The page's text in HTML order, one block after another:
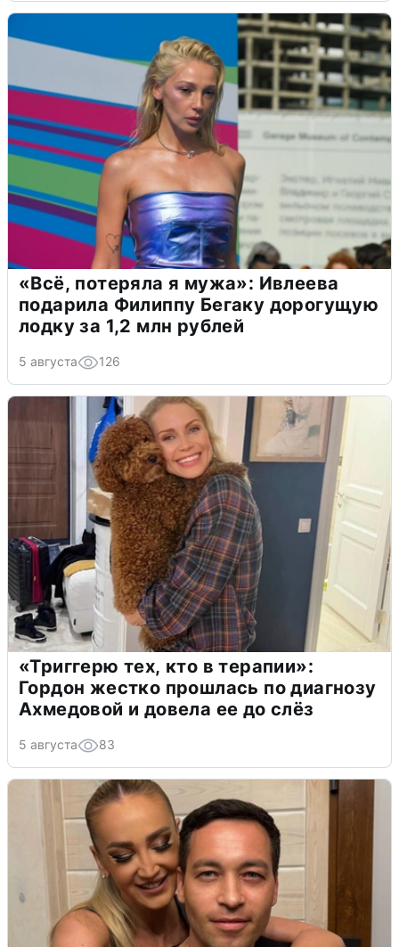
«Всё, потеряла я мужа»: Ивлеева
подарила Филиппу Бегаку дорогущую
лодку за 1,2 млн рублей
5 августа 126
«Триггерю тех, кто в терапии»:
Гордон жестко прошлась по диагнозу
Ахмедовой и довела ее до слёз
5 августа 83